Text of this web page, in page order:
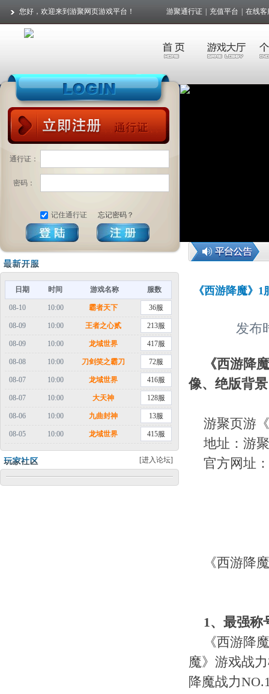
您好，欢迎来到游聚网页游戏平台！ 游聚通行证 充值平台 在线客
通行证：
密码：
记住通行证 忘记密码？
日期 时间 游戏名称 服数
08-10 10:00 霸者天下 36服
08-09 10:00 王者之心贰 213服
08-09 10:00 龙域世界 417服
08-08 10:00 刀剑笑之霸刀 72服
08-07 10:00 龙域世界 416服
08-07 10:00 大天神 128服
08-06 10:00 九曲封神 13服
08-05 10:00 龙域世界 415服
[进入论坛]
《西游降魔》
发布
《西游降
像、绝版背
游聚页游
地址：游
官方网址：
《西游降
1、 最强称
《西游降
魔》游戏战
降魔战力